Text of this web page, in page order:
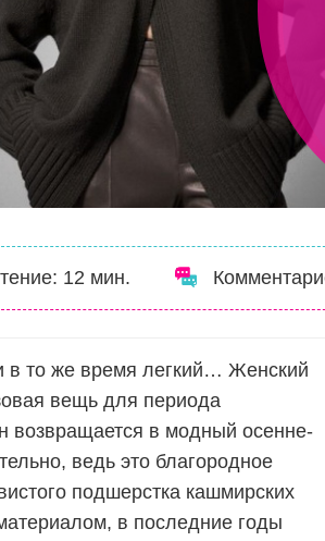
12 мин.
в то же время легкий… Женский
вещь для периода
возвращается в модный осенне-
ведь это благородное
подшерстка кашмирских
в последние годы